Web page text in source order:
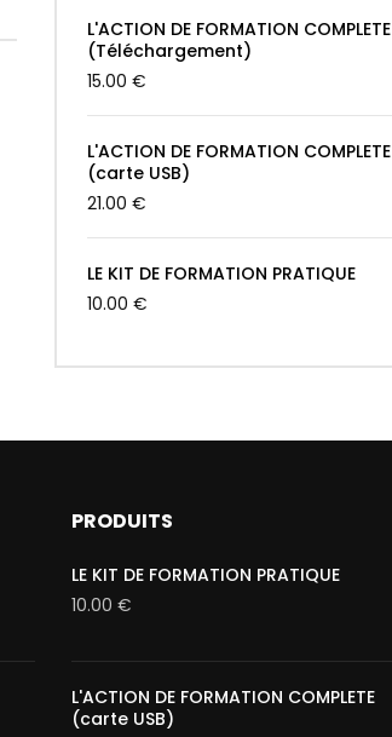
L'ACTION DE FORMATION COMPLETE
(Téléchargement)
15.00 €
L'ACTION DE FORMATION COMPLETE
(carte USB)
21.00 €
LE KIT DE FORMATION PRATIQUE
10.00 €
PRODUITS
LE KIT DE FORMATION PRATIQUE
10.00 €
L'ACTION DE FORMATION COMPLETE
(carte USB)